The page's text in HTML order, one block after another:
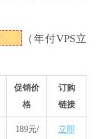
（年付VPS立
促销价
格
订购
链接
189元/
立即